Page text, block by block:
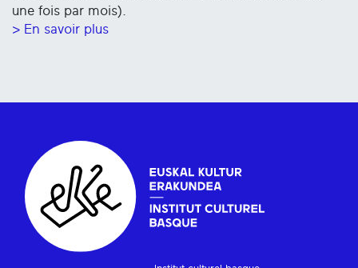
une fois par mois).
> En savoir plus